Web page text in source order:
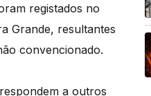
registados no
Grande, resultantes
convencionado.
a outros